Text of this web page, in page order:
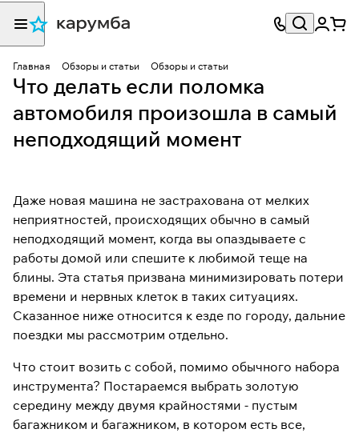
Главная Обзоры и статьи Обзоры и статьи
Что делать если поломка
автомобиля произошла в самый
неподходящий момент
Даже новая машина не застрахована от мелких
неприятностей, происходящих обычно в самый
неподходящий момент, когда вы опаздываете с
работы домой или спешите к любимой теще на
блины. Эта статья призвана минимизировать потери
времени и нервных клеток в таких ситуациях.
Сказанное ниже относится к езде по городу, дальние
поездки мы рассмотрим отдельно.
Что стоит возить с собой, помимо обычного набора
инструмента? Постараемся выбрать золотую
середину между двумя крайностями - пустым
багажником и багажником, в котором есть все,